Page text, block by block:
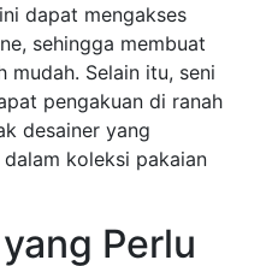
dapat mengakses
sehingga membuat
mudah. Selain itu, seni
pengakuan di ranah
desainer yang
koleksi pakaian
Perlu